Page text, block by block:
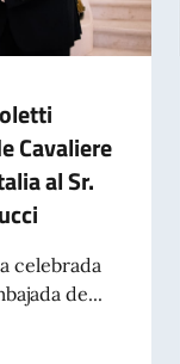
Cavaliere
al Sr.
celebrada
de...